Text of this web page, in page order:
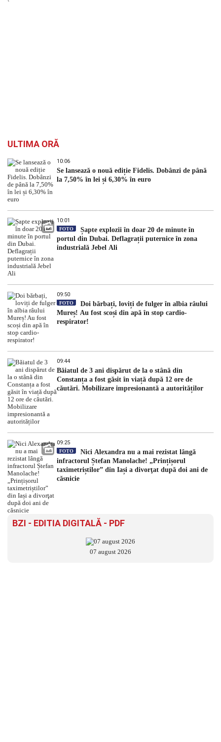
`
ULTIMA ORĂ
10:06
Se lansează o nouă ediție Fidelis. Dobânzi de până
la 7,50% în lei și 6,30% în euro
10:01
FOTO
Șapte explozii în doar 20 de minute în
portul din Dubai. Deflagrații puternice în zona
industrială Jebel Ali
09:50
FOTO
Doi bărbați, loviți de fulger în albia râului
Mureș! Au fost scoși din apă în stop cardio-
respirator!
09:44
Băiatul de 3 ani dispărut de la o stână din
Constanța a fost găsit în viață după 12 ore de
căutări. Mobilizare impresionantă a autorităților
09:25
FOTO
Nici Alexandra nu a mai rezistat lângă
infractorul Ștefan Manolache! „Prințișorul
taximetriștilor” din Iași a divorţat după doi ani de
căsnicie
BZI - EDITIA DIGITALĂ - PDF
07 august 2026